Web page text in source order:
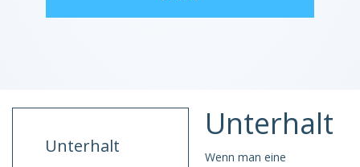
Unterhalt
Unterhalt
Wenn man eine